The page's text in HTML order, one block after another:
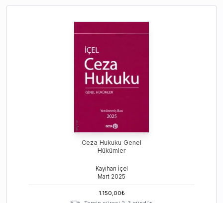
Ceza Hukuku Genel
Hükümler
Kayıhan İçel
Mart 2025
1.150,00₺